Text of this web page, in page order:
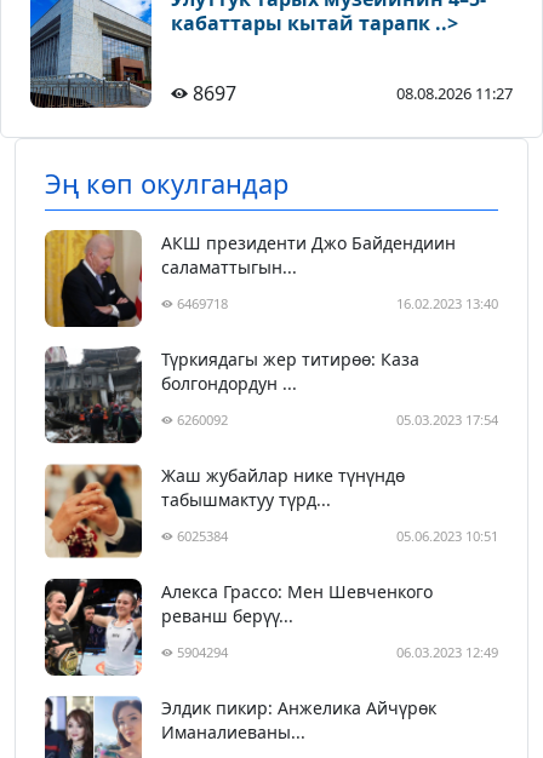
кабаттары кытай тарапк ..>
8697 08.08.2026 11:27
Эң көп окулгандар
АКШ президенти Джо Байдендиин
саламаттыгын...
6469718 16.02.2023 13:40
Түркиядагы жер титирөө: Каза
болгондордун ...
6260092 05.03.2023 17:54
Жаш жубайлар нике түнүндө
табышмактуу түрд...
6025384 05.06.2023 10:51
Алекса Грассо: Мен Шевченкого
реванш берүү...
5904294 06.03.2023 12:49
Элдик пикир: Анжелика Айчүрөк
Иманалиеваны...